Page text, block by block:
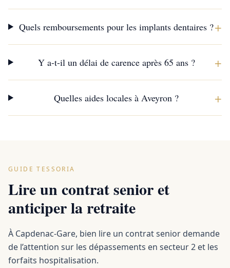
Quels remboursements pour les implants dentaires ?+
Y a-t-il un délai de carence après 65 ans ? +
Quelles aides locales à Aveyron ? +
GUIDE TESSORIA
Lire un contrat senior et
anticiper la retraite
À Capdenac-Gare, bien lire un contrat senior demande
de l’attention sur les dépassements en secteur 2 et les
forfaits hospitalisation.